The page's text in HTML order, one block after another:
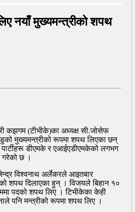
नयाँ मुख्यमन्त्रीको शपथ
कझगम (टीभीके)का अध्यक्ष सी.जोसेफ
मुख्यमन्त्रीको रूपमा शपथ लिएका छन्
डीएमके र एआईएडीएमकेको लगभग
छ ।
विश्वनाथ अर्लेकरले आइतबार
शपथ दिलाएका हुन् । विजयले बिहान १०
पदको शपथ लिए । टिभीकेका केही
पनि मन्त्रीको रूपमा शपथ लिए ।